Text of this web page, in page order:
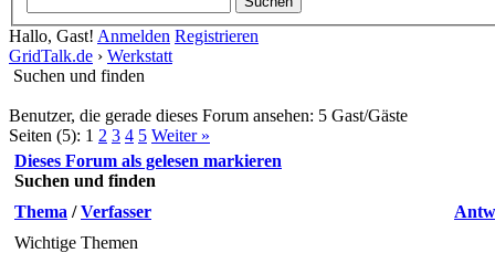
Hallo, Gast! Anmelden Registrieren
GridTalk.de › Werkstatt
Suchen und finden
Benutzer, die gerade dieses Forum ansehen: 5 Gast/Gäste
Seiten (5): 1 2 3 4 5 Weiter »
Dieses Forum als gelesen markieren
Suchen und finden
Thema /Verfasser
Wichtige Themen